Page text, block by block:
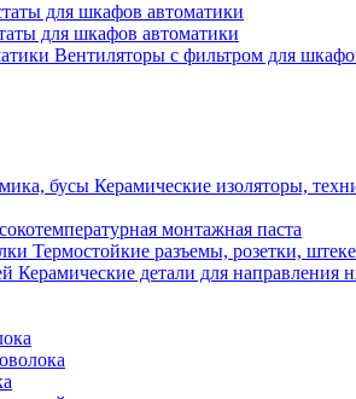
для шкафов автоматики
для шкафов автоматики
Вентиляторы с фильтром для
Керамические изоляторы,
монтажная паста
Термостойкие разъемы, розетки,
Керамические детали для направления